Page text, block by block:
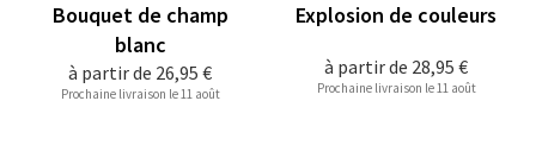
à partir de 26,95 €
Bouquet de champ
blanc
Prochaine livraison le 11 août
à partir de 28,95 €
Explosion de couleurs
Prochaine livraison le 11 août